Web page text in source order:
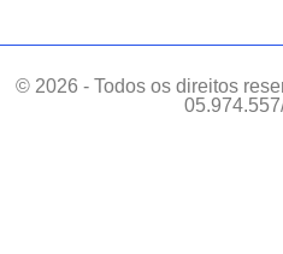
© 2026 - Todos os direitos